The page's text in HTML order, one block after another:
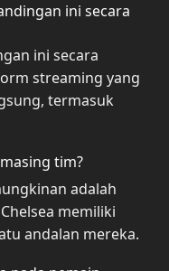
ini secara
ini secara
streaming yang
termasuk
tim?
adalah
memiliki
andalan mereka.